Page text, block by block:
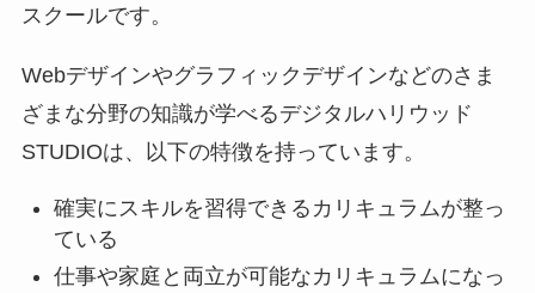
スクールです。
Webデザインやグラフィックデザインなどのさま
ざまな分野の知識が学べるデジタルハリウッド
STUDIOは、以下の特徴を持っています。
確実にスキルを習得できるカリキュラムが整っ
ている
仕事や家庭と両立が可能なカリキュラムになっ